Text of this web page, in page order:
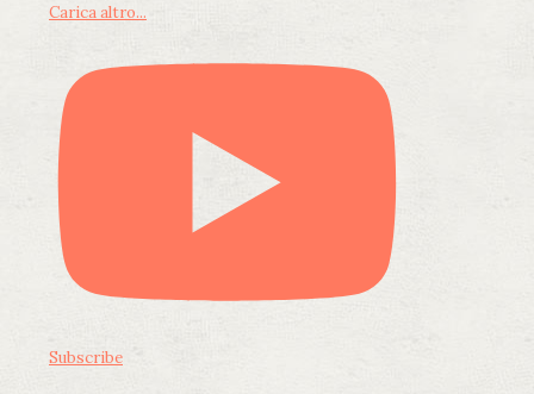
Carica altro...
Subscribe